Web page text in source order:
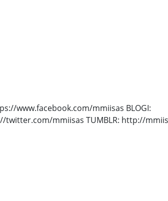
www.facebook.com/mmiisas BLOGI:
twitter.com/mmiisas TUMBLR: http://